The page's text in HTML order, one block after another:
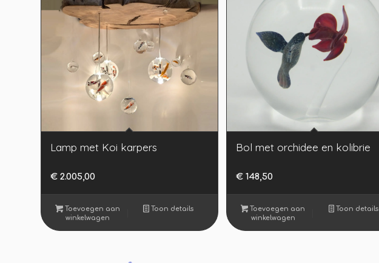
Lamp met Koi karpers
€ 2.005,00
Toevoegen aan
winkelwagen
Toon details
Bol met orchidee en kolibrie
€148,50
Toevoegen aan
winkelwagen
Toon details